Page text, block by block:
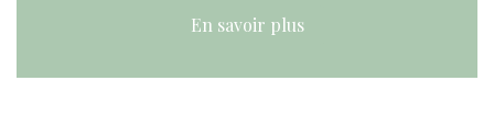
En savoir plus